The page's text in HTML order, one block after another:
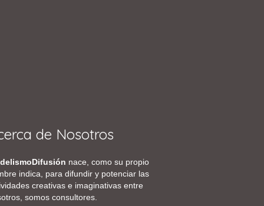
de Nosotros
nace, como su propio
indica, para difundir y potenciar las
creativas e imaginativas entre
somos consultores.